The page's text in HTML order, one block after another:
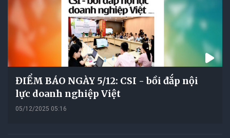
ĐIỂM BÁO NGÀY 5/12: CSI - bồi đắp nội
lực doanh nghiệp Việt
05/12/2025 05:16